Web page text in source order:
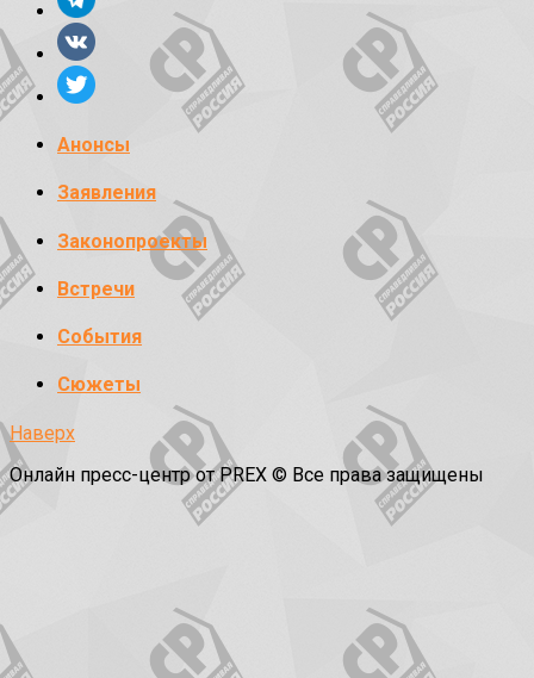
Анонсы
Заявления
Законопроекты
Встречи
События
Сюжеты
Наверх
Онлайн пресс-центр от PREX © Все права защищены